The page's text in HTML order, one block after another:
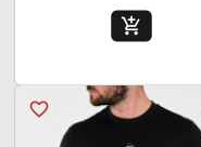
add_shopping_cart
favorite_border